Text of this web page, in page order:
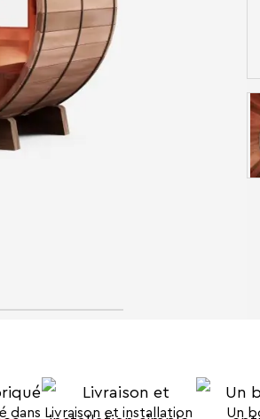
dans Livraison et installation
Un